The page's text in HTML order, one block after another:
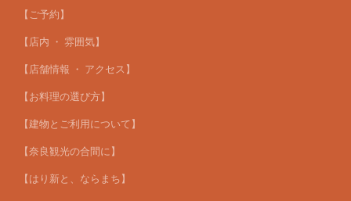
【ご予約】
【店内 ・ 雰囲気】
【店舗情報 ・ アクセス】
【お料理の選び方】
【建物とご利用について】
【奈良観光の合間に】
【はり新と、ならまち】